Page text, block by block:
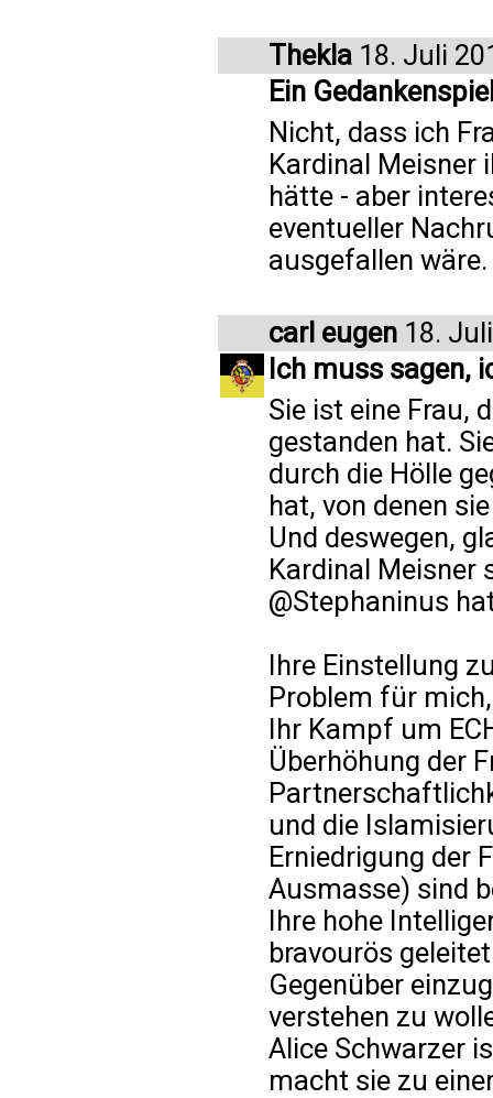
Thekla 18. Juli
Ein
Nicht, dass ich
Kardinal Meisner
hätte - aber
eventueller
ausgefallen wäre.
carl eugen 18.
Ich muss sagen,
Sie ist eine Frau,
gestanden hat.
durch die Hölle
hat, von denen
Und deswegen,
Kardinal Meisner
@Stephaninus
Ihre Einstellung
Problem für
Ihr Kampf um
Überhöhung der
und die
Erniedrigung der
Ausmasse) sind
Ihre hohe
bravourös
Gegenüber
verstehen zu
Alice Schwarzer
macht sie zu